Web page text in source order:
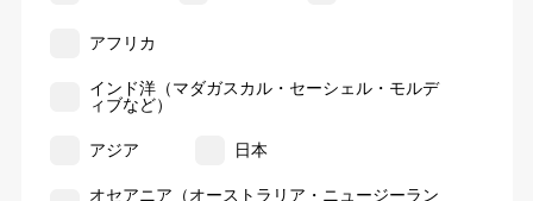
アフリカ
インド洋（マダガスカル・セーシェル・モルデ
ィブなど）
アジア 日本
オセアニア（オーストラリア・ニュージーラン